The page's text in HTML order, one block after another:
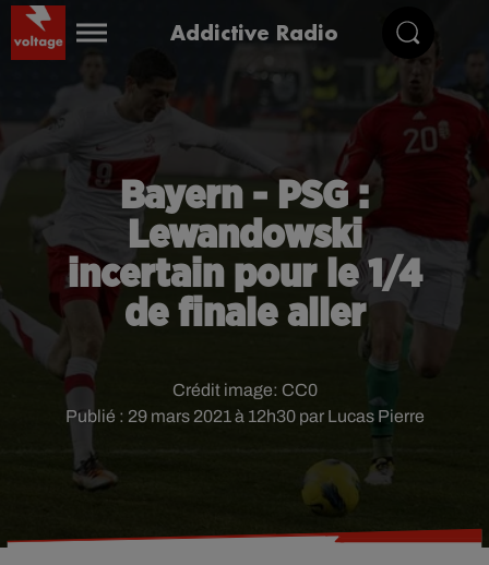
Addictive Radio
Bayern - PSG :
Lewandowski
incertain pour le 1/4
de finale aller
Publié : 29 mars 2021 à 12h30 par Lucas Pierre
Crédit image: CC0